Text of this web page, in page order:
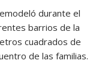
durante el
barrios de la
cuadrados de
de las familias.